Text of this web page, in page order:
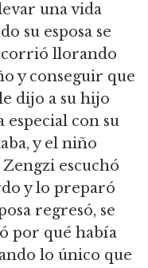
una vida
su esposa se
corrió llorando
y conseguir que
dijo a su hijo
especial con su
y el niño
Zengzi escuchó
y lo preparó
regresó, se
por qué había
lo único que